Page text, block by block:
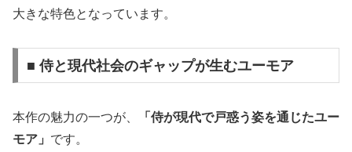
大きな特色となっています。
■ 侍と現代社会のギャップが生むユーモア
本作の魅力の一つが、
「侍が現代で戸惑う姿を通じたユー
モア」 です。